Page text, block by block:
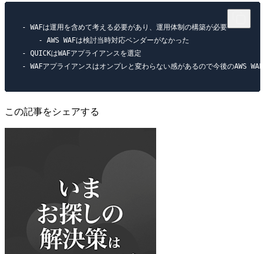
- WAFは運用を含めて考える必要があり、運用体制の構築が必要
    - AWS WAFは検討当時対応ベンダーがなかった
- QUICKはWAFアプライアンスを選定
この記事をシェアする